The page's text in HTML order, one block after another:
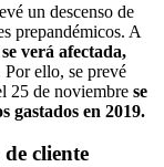
un descenso de
prepandémicos. A
verá afectada,
Por ello, se prevé
25 de noviembre se
gastados en 2019.
cliente